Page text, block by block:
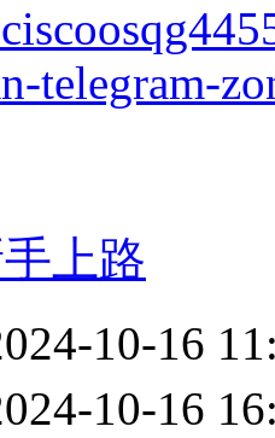
telegram-
上路
10-16
10-16